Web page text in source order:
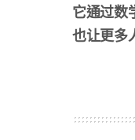
它通过数
也让更多